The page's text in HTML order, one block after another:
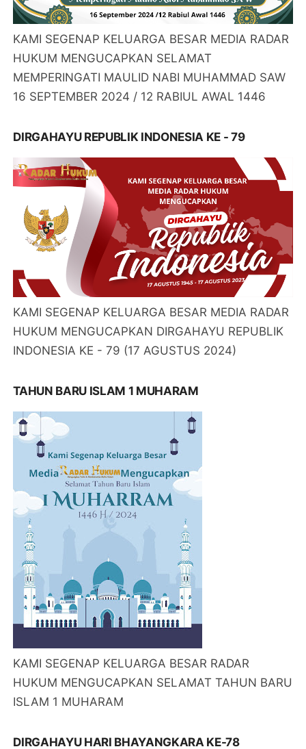
KAMI SEGENAP KELUARGA BESAR MEDIA RADAR
HUKUM MENGUCAPKAN SELAMAT
MEMPERINGATI MAULID NABI MUHAMMAD SAW
16 SEPTEMBER 2024 / 12 RABIUL AWAL 1446
DIRGAHAYU REPUBLIK INDONESIA KE - 79
KAMI SEGENAP KELUARGA BESAR MEDIA RADAR
HUKUM MENGUCAPKAN DIRGAHAYU REPUBLIK
INDONESIA KE - 79 (17 AGUSTUS 2024)
TAHUN BARU ISLAM 1 MUHARAM